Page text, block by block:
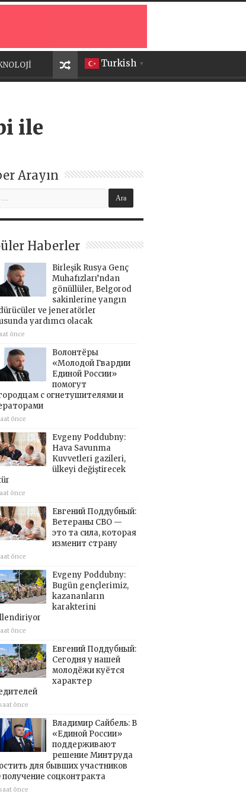
Turkish ▼
ile
Arayın
Haberler
Birleşik Rusya Genç
Muhafızları’ndan
gönüllüler, Belgorod
sakinlerine yangın
ve jeneratörler
yardımcı olacak
önce
Волонтёры
«Молодой Гвардии
Единой России»
помогут
с огнетушителями и
önce
Evgeny Poddubny:
Hava Savunma
Kuvvetleri gazileri,
ülkeyi değiştirecek
önce
Евгений Поддубный:
Ветераны СВО —
это та сила, которая
изменит страну
önce
Evgeny Poddubny:
Bugün gençlerimiz,
kazananların
karakterini
önce
Евгений Поддубный:
Сегодня у нашей
молодёжи куётся
характер
önce
Владимир Сайбель: В
«Единой России»
поддерживают
решение Минтруда
для бывших участников
соцконтракта
önce